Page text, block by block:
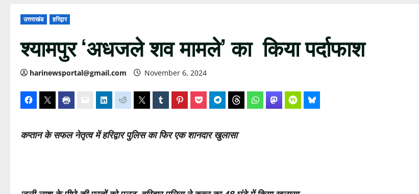
उत्तराखंड हरिद्वार
श्यामपुर ‘अधजले शव मामले’ का किया पर्दाफाश
harinewsportal@gmail.com November 6, 2024
कप्तान के सफल नेतृत्व में हरिद्वार पुलिस का फिर एक शानदार खुलासा